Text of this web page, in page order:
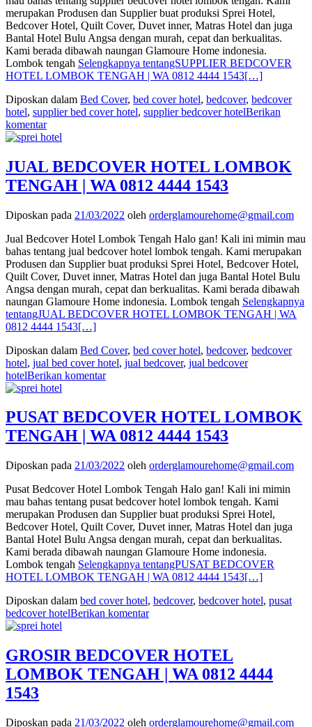
merupakan Produsen dan Supplier buat produksi Sprei Hotel,
Bedcover Hotel, Quilt Cover, Duvet inner, Matras Hotel dan juga
Bantal Hotel Bulu Angsa dengan murah, cepat dan berkualitas.
Kami berada dibawah naungan Glamoure Home indonesia.
Lombok tengah Selengkapnya tentangSUPPLIER BEDCOVER
HOTEL LOMBOK TENGAH | WA 0812 4444 1543[…]
Diposkan dalam Bed Cover, bed cover hotel, bedcover, bedcover
hotel, supplier bed cover hotel, supplier bedcover hotelBerikan
komentar
JUAL BEDCOVER HOTEL LOMBOK
TENGAH | WA 0812 4444 1543
Diposkan pada 21/03/2022 oleh orderglamourehome@gmail.com
Jual Bedcover Hotel Lombok Tengah Halo gan! Kali ini mimin mau
bahas tentang jual bedcover hotel lombok tengah. Kami merupakan
Produsen dan Supplier buat produksi Sprei Hotel, Bedcover Hotel,
Quilt Cover, Duvet inner, Matras Hotel dan juga Bantal Hotel Bulu
Angsa dengan murah, cepat dan berkualitas. Kami berada dibawah
naungan Glamoure Home indonesia. Lombok tengah Selengkapnya
tentangJUAL BEDCOVER HOTEL LOMBOK TENGAH | WA
0812 4444 1543[…]
Diposkan dalam Bed Cover, bed cover hotel, bedcover, bedcover
hotel, jual bed cover hotel, jual bedcover, jual bedcover
hotelBerikan komentar
PUSAT BEDCOVER HOTEL LOMBOK
TENGAH | WA 0812 4444 1543
Diposkan pada 21/03/2022 oleh orderglamourehome@gmail.com
Pusat Bedcover Hotel Lombok Tengah Halo gan! Kali ini mimin
mau bahas tentang pusat bedcover hotel lombok tengah. Kami
merupakan Produsen dan Supplier buat produksi Sprei Hotel,
Bedcover Hotel, Quilt Cover, Duvet inner, Matras Hotel dan juga
Bantal Hotel Bulu Angsa dengan murah, cepat dan berkualitas.
Kami berada dibawah naungan Glamoure Home indonesia.
Lombok tengah Selengkapnya tentangPUSAT BEDCOVER
HOTEL LOMBOK TENGAH | WA 0812 4444 1543[…]
Diposkan dalam bed cover hotel, bedcover, bedcover hotel, pusat
bedcover hotelBerikan komentar
GROSIR BEDCOVER HOTEL
LOMBOK TENGAH | WA 0812 4444
1543
Diposkan pada 21/03/2022 oleh orderglamourehome@gmail.com